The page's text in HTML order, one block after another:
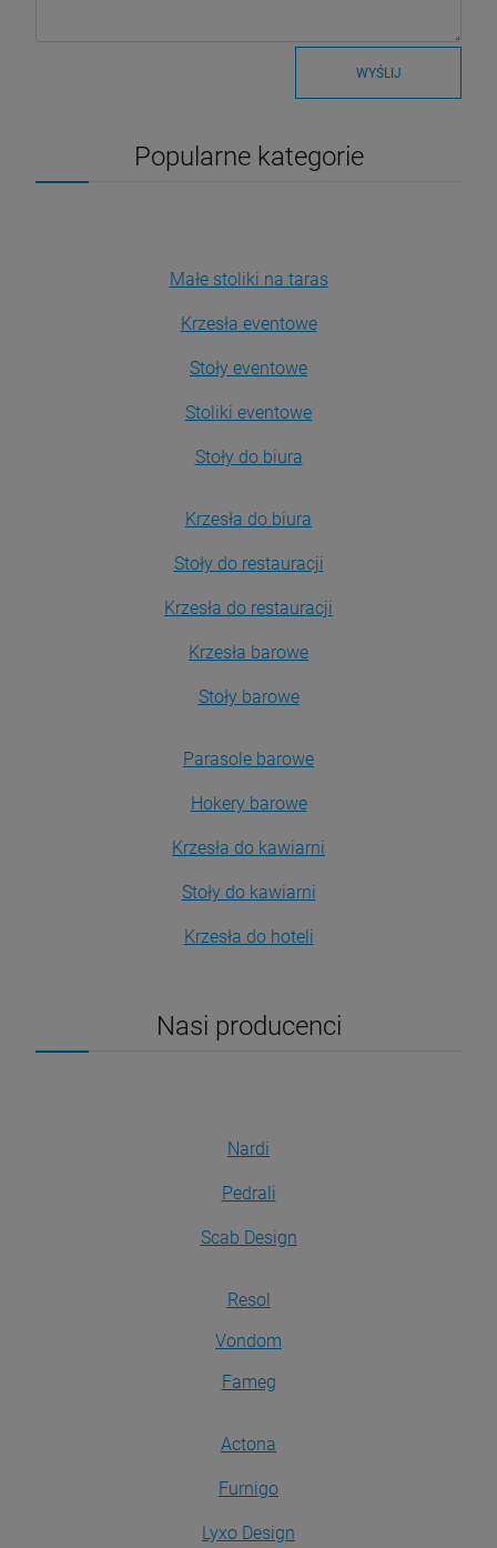
WYŚLIJ
Popularne kategorie
Małe stoliki na taras
Krzesła eventowe
Stoły eventowe
Stoliki eventowe
Stoły do biura
Krzesła do biura
Stoły do restauracji
Krzesła do restauracji
Krzesła barowe
Stoły barowe
Parasole barowe
Hokery barowe
Krzesła do kawiarni
Stoły do kawiarni
Krzesła do hoteli
Nasi producenci
Nardi
Pedrali
Scab Design
Resol
Vondom
Fameg
Actona
Furnigo
Lyxo Design